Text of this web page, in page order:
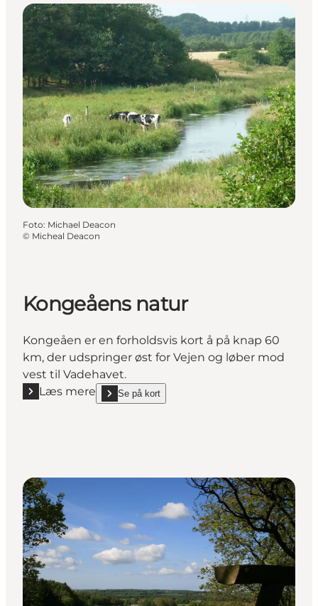
Foto: Michael Deacon
© Micheal Deacon
Kongeåens natur
Kongeåen er en forholdsvis kort å på knap 60
km, der udspringer øst for Vejen og løber mod
vest til Vadehavet.
Læs mere
Læs mere "Kongeåens natur"
Se på kort
show Kongeåens natur on_map